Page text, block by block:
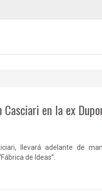
en la ex
llevará adelante de
de Ideas”.